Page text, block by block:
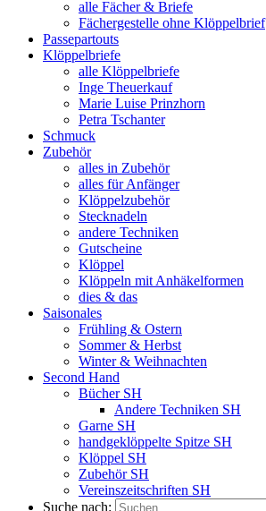
alle Fächer & Briefe
Fächergestelle ohne Klöppelbrief
Passepartouts
Klöppelbriefe
alle Klöppelbriefe
Inge Theuerkauf
Marie Luise Prinzhorn
Petra Tschanter
Schmuck
Zubehör
alles in Zubehör
alles für Anfänger
Klöppelzubehör
Stecknadeln
andere Techniken
Gutscheine
Klöppel
Klöppeln mit Anhäkelformen
dies & das
Saisonales
Frühling & Ostern
Sommer & Herbst
Winter & Weihnachten
Second Hand
Bücher SH
Andere Techniken SH
Garne SH
handgeklöppelte Spitze SH
Klöppel SH
Zubehör SH
Vereinszeitschriften SH
Suche nach: